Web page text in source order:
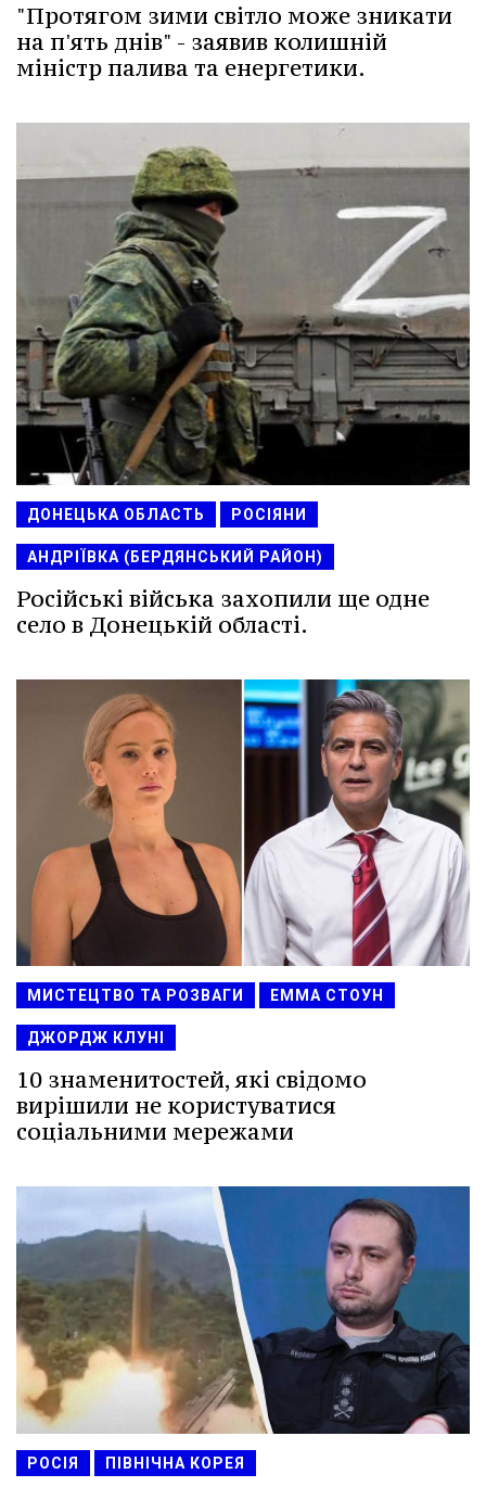
"Протягом зими світло може зникати
на п'ять днів" - заявив колишній
міністр палива та енергетики.
ДОНЕЦЬКА ОБЛАСТЬ РОСІЯНИ
АНДРІЇВКА (БЕРДЯНСЬКИЙ РАЙОН)
Російські війська захопили ще одне
село в Донецькій області.
МИСТЕЦТВО ТА РОЗВАГИ ЕММА СТОУН
ДЖОРДЖ КЛУНІ
10 знаменитостей, які свідомо
вирішили не користуватися
соціальними мережами
РОСІЯ ПІВНІЧНА КОРЕЯ